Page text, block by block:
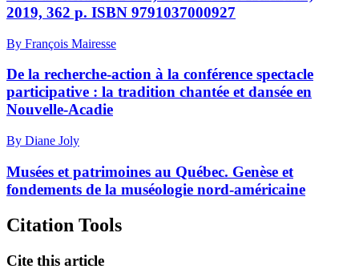
2019, 362 p. ISBN 9791037000927
By François Mairesse
De la recherche-action à la conférence spectacle
participative : la tradition chantée et dansée en
Nouvelle-Acadie
By Diane Joly
Musées et patrimoines au Québec. Genèse et
fondements de la muséologie nord-américaine
Citation Tools
Cite this article